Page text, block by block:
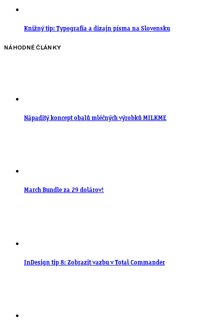
Knižný tip: Typografia a dizajn písma na Slovensku
NÁHODNÉ ČLÁNKY
Nápaditý koncept obalů mléčných výrobků MILKME
March Bundle za 29 dolárov!
InDesign tip 8: Zobrazit vazbu v Total Commander